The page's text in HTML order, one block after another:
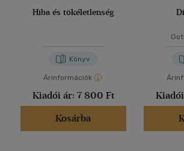
Hiba és tökéletlenség
Könyv
Árinformációk
Kiadói ár: 7 800 Ft
Kosárba